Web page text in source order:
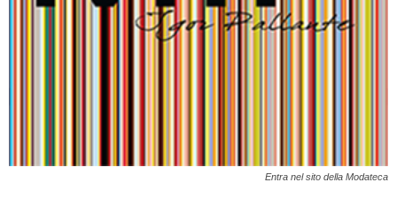
Entra nel sito della Modateca